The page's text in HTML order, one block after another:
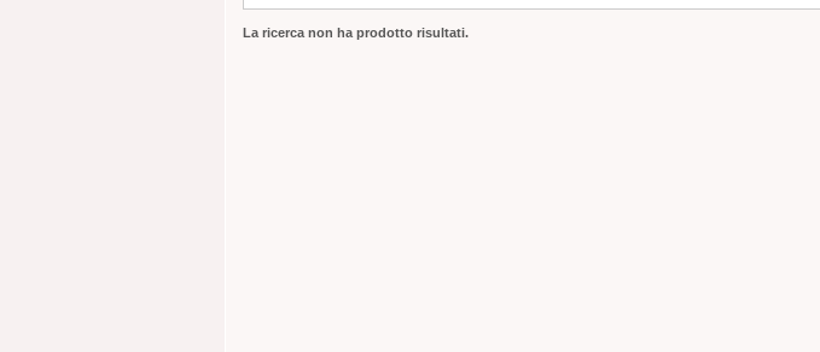
La ricerca non ha prodotto risultati.